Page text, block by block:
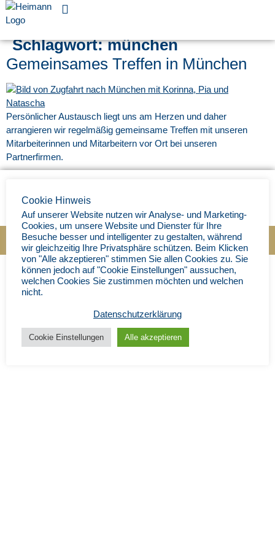
Schlagwort:münchen
Gemeinsames Treffen in München
Persönlicher Austausch liegt uns am Herzen und daher
arrangieren wir regelmäßig gemeinsame Treffen mit unseren
Mitarbeiterinnen und Mitarbeitern vor Ort bei unseren
Partnerfirmen.
Impressum| Datenschutz|© Ingenieurbüro Heimann 2025
Cookie Hinweis
Auf unserer Website nutzen wir Analyse- und Marketing-
Cookies, um unsere Website und Dienster für Ihre
Besuche besser und intelligenter zu gestalten, während
wir gleichzeitig Ihre Privatsphäre schützen. Beim Klicken
von "Alle akzeptieren" stimmen Sie allen Cookies zu. Sie
können jedoch auf "Cookie Einstellungen" aussuchen,
welchen Cookies Sie zustimmen möchten und welchen
nicht.
Datenschutzerklärung
Cookie Einstellungen Alle akzeptieren